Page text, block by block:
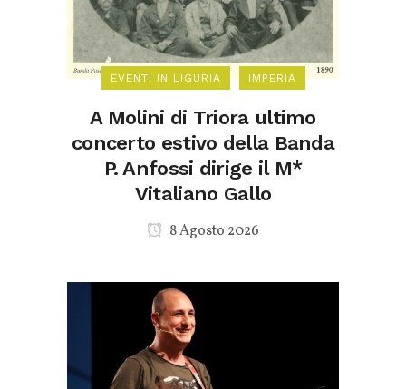
EVENTI IN LIGURIA IMPERIA
A Molini di Triora ultimo
concerto estivo della Banda
P. Anfossi dirige il M*
Vitaliano Gallo
8 Agosto 2026